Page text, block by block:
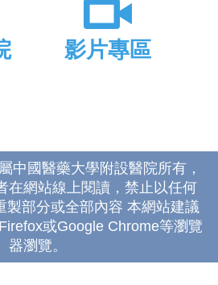
影片專區
中國醫藥大學附設醫院所有，
在網站線上閱讀，禁止以任何
製部分或全部內容 本網站建議
或Google Chrome等瀏覽
器瀏覽。